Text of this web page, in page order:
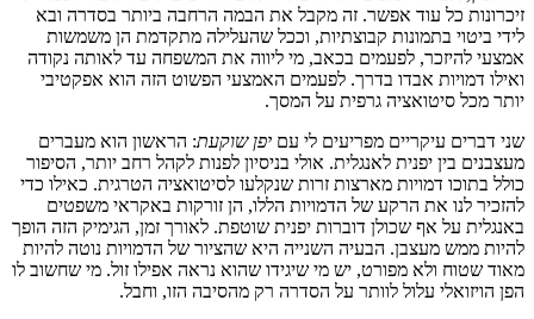
זיכרונות כל עוד אפשר. זה מקבל את הבמה הרחבה ביותר בסדרה ובא
לידי ביטוי בתמונות קבוצתיות, וככל שהעלילה מתקדמת הן משמשות
אמצעי להיזכר, לפעמים בכאב, מי ליווה את המשפחה עד לאותה נקודה
ואילו דמויות אבדו בדרך. לפעמים האמצעי הפשוט הזה הוא אפקטיבי
יותר מכל סיטואציה גרפית על המסך.
שני דברים עיקריים מפריעים לי עם יפן שוקעת: הראשון הוא מעברים
מעצבנים בין יפנית לאנגלית. אולי בניסיון לפנות לקהל רחב יותר, הסיפור
כולל בתוכו דמויות מארצות זרות שנקלעו לסיטואציה הטרגית. כאילו כדי
להזכיר לנו את הרקע של הדמויות הללו, הן זורקות באקראי משפטים
באנגלית על אף שכולן דוברות יפנית שוטפת. לאורך זמן, הגימיק הזה הופך
להיות ממש מעצבן. הבעיה השנייה היא שהציור של הדמויות נוטה להיות
מאוד שטוח ולא מפורט, יש מי שיגידו שהוא נראה אפילו זול. מי שחשוב לו
הפן הויזואלי עלול לוותר על הסדרה רק מהסיבה הזו, וחבל.